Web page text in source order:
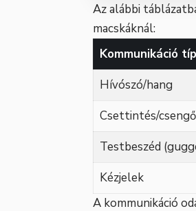
Az alábbi
macskáknál:
Kommunikáció
Hívószó/hang
Csettintés/csengő
Testbeszéd
Kézjelek
A kommunikáció